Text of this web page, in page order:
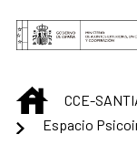
Saltar al
INICIO
CCE-
Espacio